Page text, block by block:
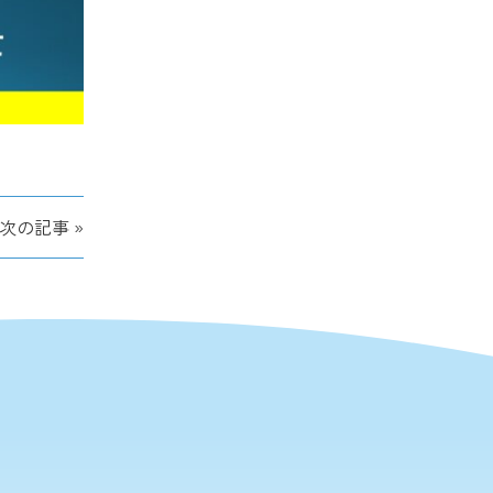
の記事 »